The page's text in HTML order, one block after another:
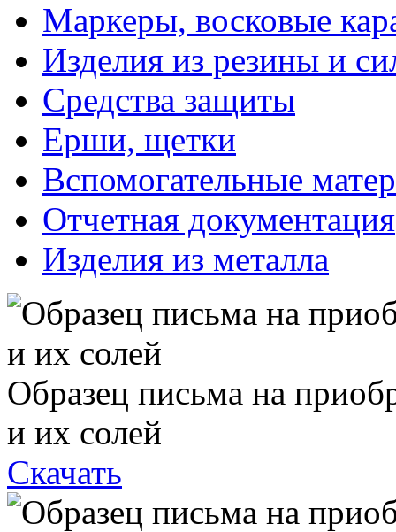
Маркеры, восковые
Изделия из резины и
Средства защиты
Ерши, щетки
Вспомогательные
Отчетная документация
Изделия из металла
Образец письма на
и их солей
Скачать